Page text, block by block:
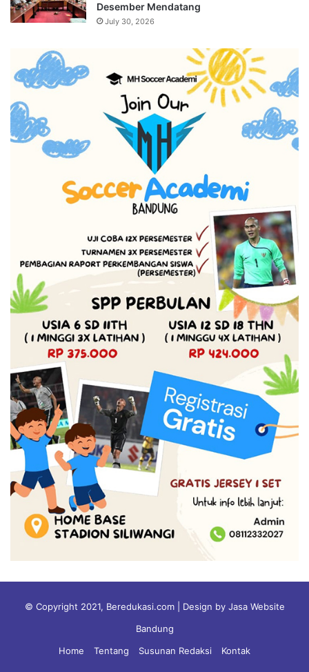
Desember Mendatang
July 30, 2026
© Copyright 2021, Beredukasi.com | Design by Jasa Website
Bandung
Home
Tentang Susunan Redaksi Kontak